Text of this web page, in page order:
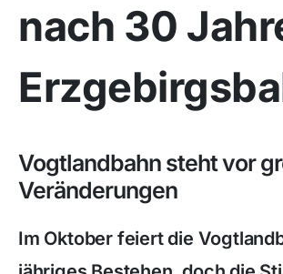
nach 30
Vogtlandbahn steht vor
Veränderungen
Im Oktober feiert die